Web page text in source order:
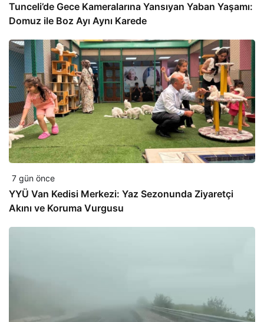
Tunceli’de Gece Kameralarına Yansıyan Yaban Yaşamı:
Domuz ile Boz Ayı Aynı Karede
7 gün önce
YYÜ Van Kedisi Merkezi: Yaz Sezonunda Ziyaretçi
Akını ve Koruma Vurgusu